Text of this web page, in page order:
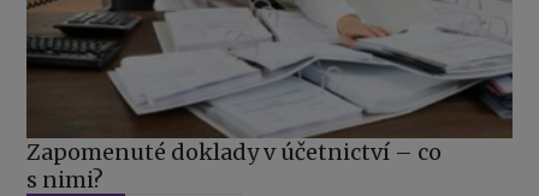
Zapomenuté doklady v účetnictví – co
s nimi?